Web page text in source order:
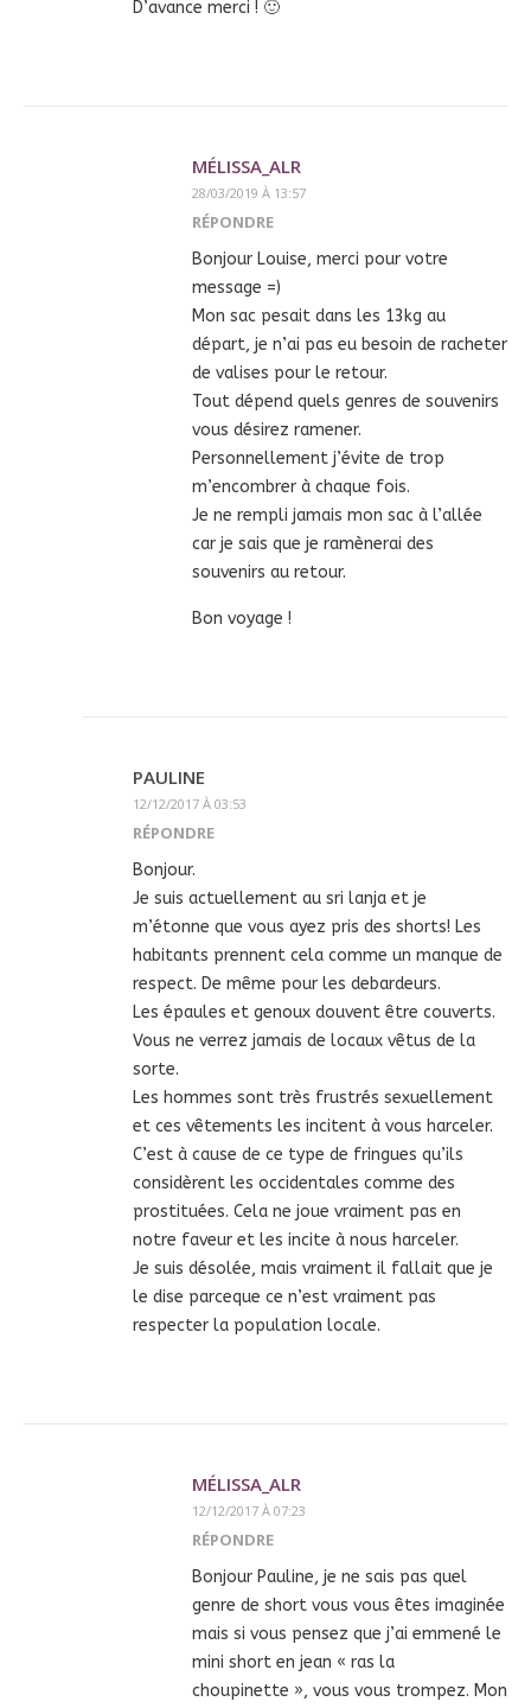
D’avance merci ! 🙂
MÉLISSA_ALR
28/03/2019 À 13:57
RÉPONDRE
Bonjour Louise, merci pour votre
message =)
Mon sac pesait dans les 13kg au
départ, je n’ai pas eu besoin de racheter
de valises pour le retour.
Tout dépend quels genres de souvenirs
vous désirez ramener.
Personnellement j’évite de trop
m’encombrer à chaque fois.
Je ne rempli jamais mon sac à l’allée
car je sais que je ramènerai des
souvenirs au retour.
Bon voyage !
PAULINE
12/12/2017 À 03:53
RÉPONDRE
Bonjour.
Je suis actuellement au sri lanja et je
m’étonne que vous ayez pris des shorts! Les
habitants prennent cela comme un manque de
respect. De même pour les debardeurs.
Les épaules et genoux douvent être couverts.
Vous ne verrez jamais de locaux vêtus de la
sorte.
Les hommes sont très frustrés sexuellement
et ces vêtements les incitent à vous harceler.
C’est à cause de ce type de fringues qu’ils
considèrent les occidentales comme des
prostituées. Cela ne joue vraiment pas en
notre faveur et les incite à nous harceler.
Je suis désolée, mais vraiment il fallait que je
le dise parceque ce n’est vraiment pas
respecter la population locale.
MÉLISSA_ALR
12/12/2017 À 07:23
RÉPONDRE
Bonjour Pauline, je ne sais pas quel
genre de short vous vous êtes imaginée
mais si vous pensez que j’ai emmené le
mini short en jean « ras la
choupinette », vous vous trompez. Mon